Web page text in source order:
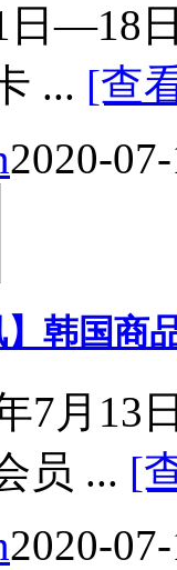
日—18
... [查
2020-
】韩国商
7月13
员 ... [
2020-